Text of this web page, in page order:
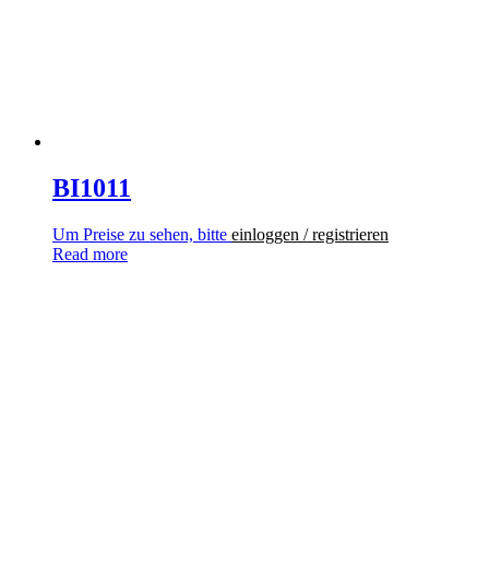
BI1011
Um Preise zu sehen, bitte einloggen / registrieren
Read more